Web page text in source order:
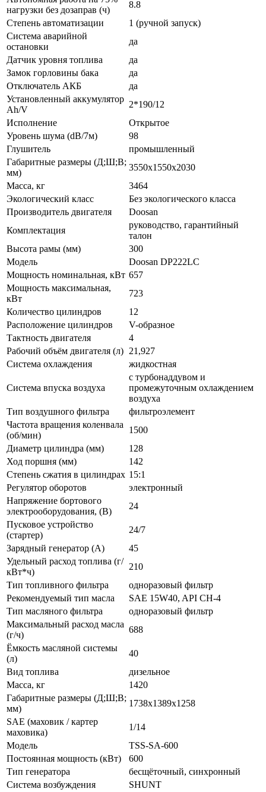
нагрузки без дозаправ (ч)
8.8
Степень автоматизации
1 (ручной запуск)
Система аварийной
остановки
да
Датчик уровня топлива
да
Замок горловины бака
да
Отключатель АКБ
да
Установленный аккумулятор
Ah/V
2*190/12
Исполнение
Открытое
Уровень шума (dB/7м)
98
Глушитель
промышленный
Габаритные размеры (Д;Ш;В;
мм)
3550х1550х2030
Масса, кг
3464
Экологический класс
Без экологического класса
Производитель двигателя
Doosan
Комплектация
руководство, гарантийный
талон
Высота рамы (мм)
300
Модель
Doosan DP222LC
Мощность номинальная, кВт 657
Мощность максимальная,
кВт
723
Количество цилиндров
12
Расположение цилиндров
V-образное
Тактность двигателя
4
Рабочий объём двигателя (л) 21,927
Система охлаждения
жидкостная
Система впуска воздуха
с турбонаддувом и
промежуточным охлаждением
воздуха
Тип воздушного фильтра
фильтроэлемент
Частота вращения коленвала
(об/мин)
1500
Диаметр цилиндра (мм)
128
Ход поршня (мм)
142
Степень сжатия в цилиндрах 15:1
Регулятор оборотов
электронный
Напряжение бортового
электрооборудования, (В)
24
Пусковое устройство
(стартер)
24/7
Зарядный генератор (А)
45
Удельный расход топлива (г/
кВт*ч)
210
Тип топливного фильтра
одноразовый фильтр
Рекомендуемый тип масла
SAE 15W40, API CH-4
Тип масляного фильтра
одноразовый фильтр
Максимальный расход масла
(г/ч)
688
Ёмкость масляной системы
(л)
40
Вид топлива
дизельное
Масса, кг
1420
Габаритные размеры (Д;Ш;В;
мм)
1738x1389x1258
SAE (маховик / картер
маховика)
1/14
Модель
TSS-SA-600
Постоянная мощность (кВт)
600
Тип генератора
бесщёточный, синхронный
Система возбуждения
SHUNT